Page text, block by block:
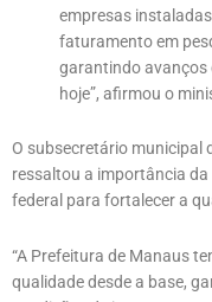
empresas
faturamento em
garantindo avanços
hoje”, afirmou o
O subsecretário municipal
ressaltou a importância
federal para fortalecer a
“A Prefeitura de Manaus
qualidade desde a base,